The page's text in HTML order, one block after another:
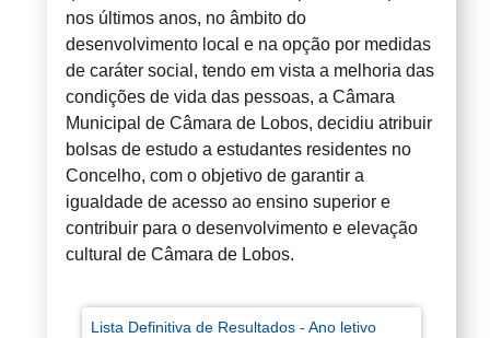
nos últimos anos, no âmbito do
desenvolvimento local e na opção por medidas
de caráter social, tendo em vista a melhoria das
condições de vida das pessoas, a Câmara
Municipal de Câmara de Lobos, decidiu atribuir
bolsas de estudo a estudantes residentes no
Concelho, com o objetivo de garantir a
igualdade de acesso ao ensino superior e
contribuir para o desenvolvimento e elevação
cultural de Câmara de Lobos.
Lista Definitiva de Resultados - Ano letivo